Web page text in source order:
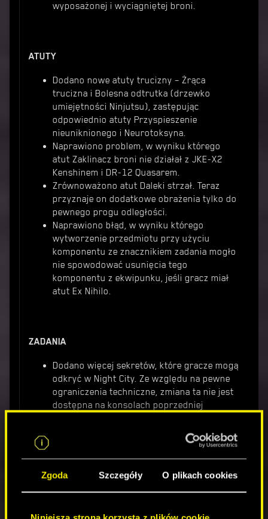
Zgoda Szczegóły O plikach cookies
wyposażonej i wyciągniętej broni.
ATUTY
Dodano nowe atuty trucizny – Żrąca
trucizna i Bolesna odtrutka (drzewko
umiejętności Ninjutsu), zastępując
odpowiednio atuty Przyspieszenie
nieuniknionego i Neurotoksyna.
Naprawiono problem, w wyniku którego
atut Zaklinacz broni nie działał z JKE-X2
Kenshinem i DR-12 Quasarem.
Zrównoważono atut Daleki strzał. Teraz
przyznaje on dodatkowe obrażenia tylko do
pewnego progu odległości.
Naprawiono błąd, w wyniku którego
wytworzenie przedmiotu przy użyciu
komponentu ze znacznikiem zadania mogło
nie spowodować usunięcia tego
komponentu z ekwipunku, jeśli gracz miał
atut Ex Nihilo.
ZADANIA
Dodano więcej sekretów, które gracze mogą
odkryć w Night City. Ze względu na pewne
ograniczenia techniczne, zmiana ta nie jest
dostępna na konsolach poprzedniej
Wprowadzono małe poprawki związane z
interakcjami w kryjówkach i mieszkaniu V.
V będzie teraz spać w łóżku przez czas
ustawiony przez gracza.